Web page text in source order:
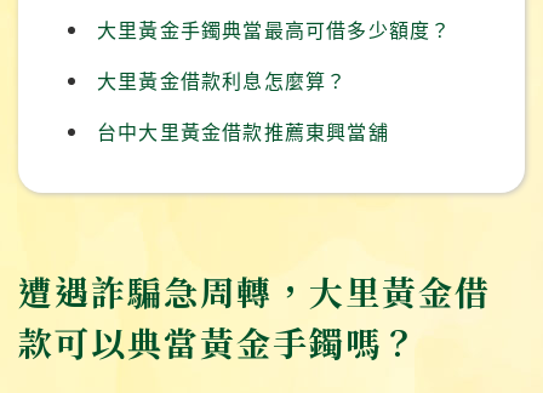
大里黃金手鐲典當最高可借多少額度？
大里黃金借款利息怎麼算？
台中大里黃金借款推薦東興當舖
遭遇詐騙急周轉，大里黃金借
款可以典當黃金手鐲嗎？